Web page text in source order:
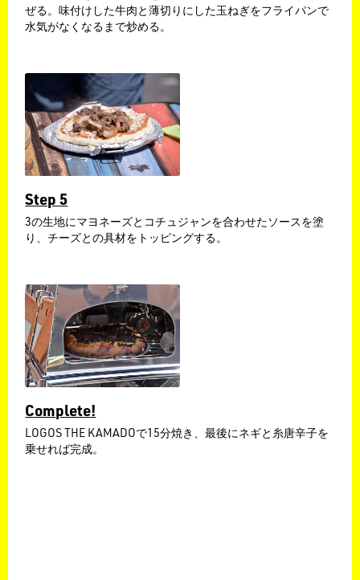
ぜる。味付けした牛肉と薄切りにした玉ねぎをフライパンで
水気がなくなるまで炒める。
Step 5
3の生地にマヨネーズとコチュジャンを合わせたソースを塗
り、チーズとの具材をトッピングする。
Complete!
LOGOS THE KAMADOで15分焼き、最後にネギと糸唐辛子を
乗せれば完成。